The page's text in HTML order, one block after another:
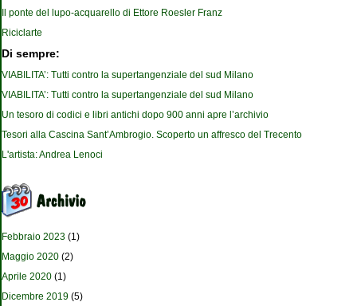
Il ponte del lupo-acquarello di Ettore Roesler Franz
Riciclarte
Di sempre:
VIABILITA’: Tutti contro la supertangenziale del sud Milano
VIABILITA’: Tutti contro la supertangenziale del sud Milano
Un tesoro di codici e libri antichi dopo 900 anni apre l’archivio
Tesori alla Cascina Sant’Ambrogio. Scoperto un affresco del Trecento
L'artista: Andrea Lenoci
Febbraio 2023 (1)
Maggio 2020 (2)
Aprile 2020 (1)
Dicembre 2019 (5)